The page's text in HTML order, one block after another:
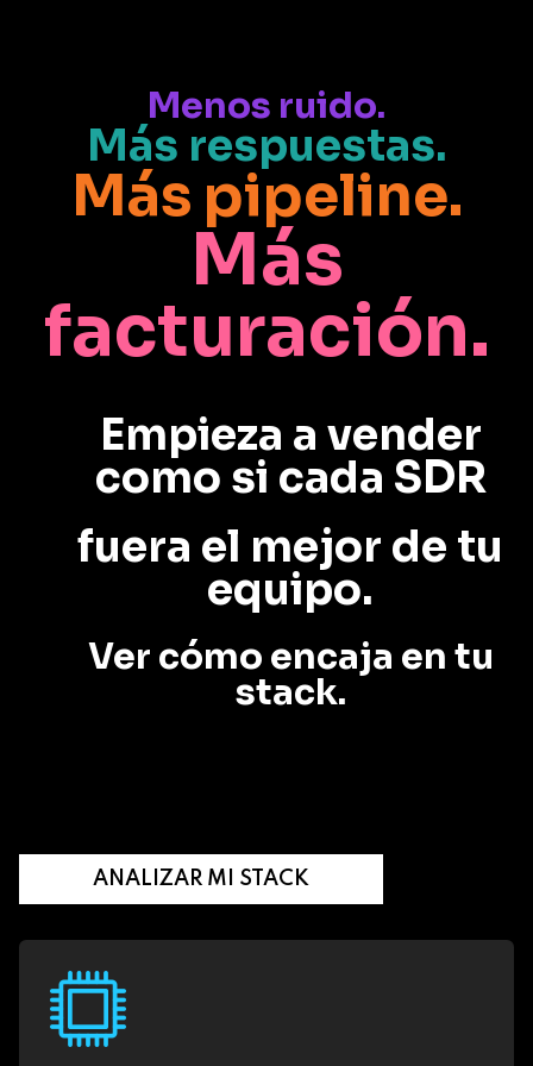
Menos ruido.
Más respuestas.
Más pipeline.
Más
facturación.
Empieza a vender
como si cada SDR
fuera el mejor de tu
equipo.
Ver cómo encaja en tu
stack.
ANALIZAR MI STACK